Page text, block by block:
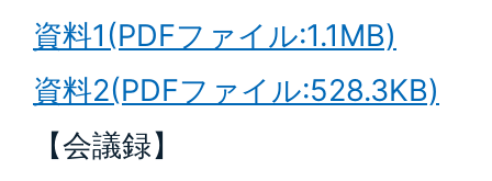
資料1(PDFファイル:1.1MB)
資料2(PDFファイル:528.3KB)
【会議録】